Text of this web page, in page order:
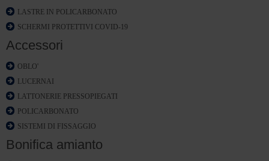
LASTRE IN POLICARBONATO
SCHERMI PROTETTIVI COVID-19
Accessori
OBLO'
LUCERNAI
LATTONERIE PRESSOPIEGATI
POLICARBONATO
SISTEMI DI FISSAGGIO
Bonifica amianto